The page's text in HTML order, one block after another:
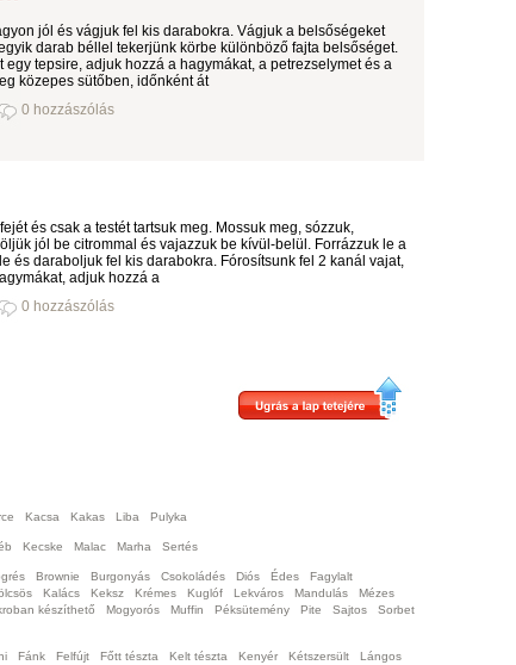
jól és vágjuk fel kis darabokra. Vágjuk a belsőségeket
darab béllel tekerjünk körbe külön­böző fajta belsőséget.
egy tepsire, adjuk hozzá a hagymákat, a petrezselymet és a
közepes sütőben, időnként át
0 hozzászólás
és csak a testét tartsuk meg. Mossuk meg, sózzuk,
jól be citrommal és vajazzuk be kívül-belül. Forrázzuk le a
és daraboljuk fel kis darabokra. Fórosítsunk fel 2 kanál vajat,
adjuk hozzá a
0 hozzászólás
Kacsa Kakas Liba
Pulyka
Kecske Malac Marha
Sertés
Brownie Burgonyás Csokoládés Diós Édes
Fagylalt
Kalács Keksz Krémes Kuglóf Lekváros Mandulás
Mézes
készíthető Mogyorós Muffin Péksütemény Pite Sajtos
Sorbet
Fánk Felfújt Főtt tészta Kelt tészta Kenyér Kétszersült
Lángos